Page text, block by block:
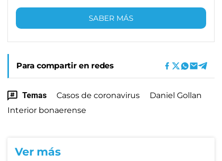
SABER MÁS
Para compartir en redes
Temas Casos de coronavirus
Daniel Gollan
Interior bonaerense
Ver más